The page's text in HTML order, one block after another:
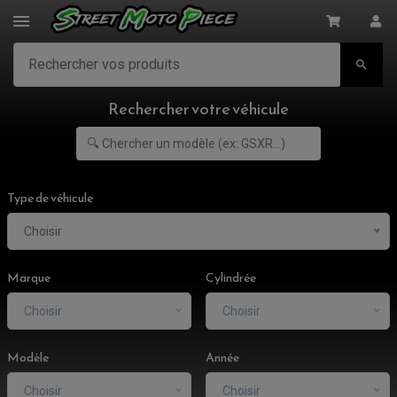
COMMANDE RECULE
CLIGNOTANT ADAPTABLE, UNIVERSEL

Rechercher votre véhicule
Type de véhicule
Choisir
Marque
Choisir
Cylindrée
Choisir
Modèle
Choisir
Année
Choisir